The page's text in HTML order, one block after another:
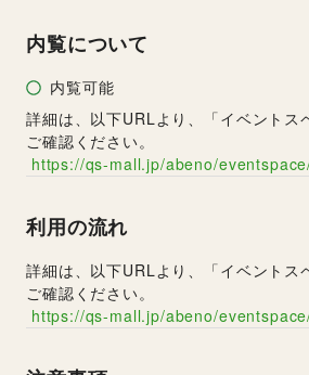
その他エンタメ・ガジェット
内覧について
内覧可能
詳細は、以下URLより、「イベントス
ご確認ください。
https://qs-mall.jp/abeno/
利用の流れ
詳細は、以下URLより、「イベントス
ご確認ください。
https://qs-mall.jp/abeno/